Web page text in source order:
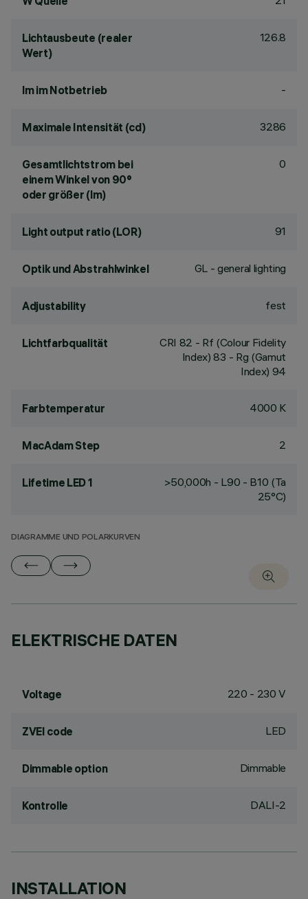
Lichtausbeute (realer
Wert)
126.8
lm im Notbetrieb -
Maximale Intensität (cd) 3286
Gesamtlichtstrom bei
einem Winkel von 90°
oder größer (lm)
0
Light output ratio (LOR) 91
Optik und Abstrahlwinkel GL - general lighting
Adjustability fest
Lichtfarbqualität CRI 82 - Rf (Colour Fidelity
Index) 83 - Rg (Gamut
Index) 94
Farbtemperatur 4000 K
MacAdam Step 2
Lifetime LED 1
>50,000h - L90 - B10 (Ta
25°C)
DIAGRAMME UND POLARKURVEN
ELEKTRISCHE DATEN
Voltage 220 - 230 V
ZVEI code LED
Dimmable option Dimmable
Kontrolle DALI-2
INSTALLATION